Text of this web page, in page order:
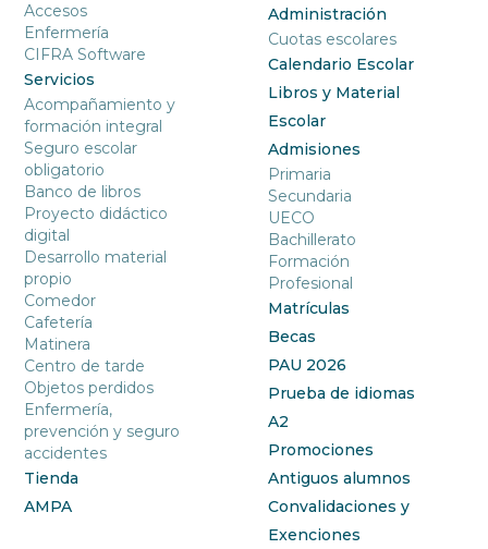
Accesos
Enfermería
CIFRA Software
Servicios
Acompañamiento y
formación integral
Seguro escolar
obligatorio
Banco de libros
Proyecto didáctico
digital
Desarrollo material
propio
Comedor
Cafetería
Matinera
Centro de tarde
Objetos perdidos
Enfermería,
prevención y seguro
accidentes
Tienda
AMPA
Administración
Cuotas escolares
Calendario Escolar
Libros y Material
Escolar
Admisiones
Primaria
Secundaria
UECO
Bachillerato
Formación
Profesional
Matrículas
Becas
PAU 2026
Prueba de idiomas
A2
Promociones
Antiguos alumnos
Convalidaciones y
Exenciones